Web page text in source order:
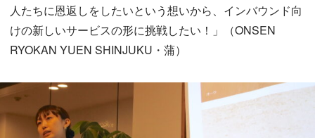
人たちに恩返しをしたいという想いから、インバウンド向
けの新しいサービスの形に挑戦したい！」（ONSEN
RYOKAN YUEN SHINJUKU・蒲）